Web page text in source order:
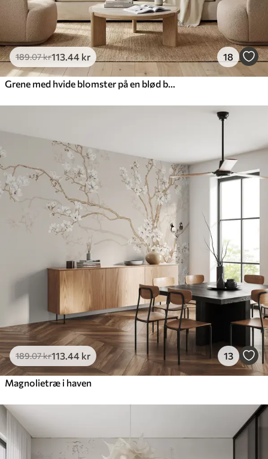
189.07kr113 .44 kr 18
189.07kr113 .44 kr 13
Magnolietræ i haven